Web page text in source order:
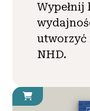
utworzyć
NHD.